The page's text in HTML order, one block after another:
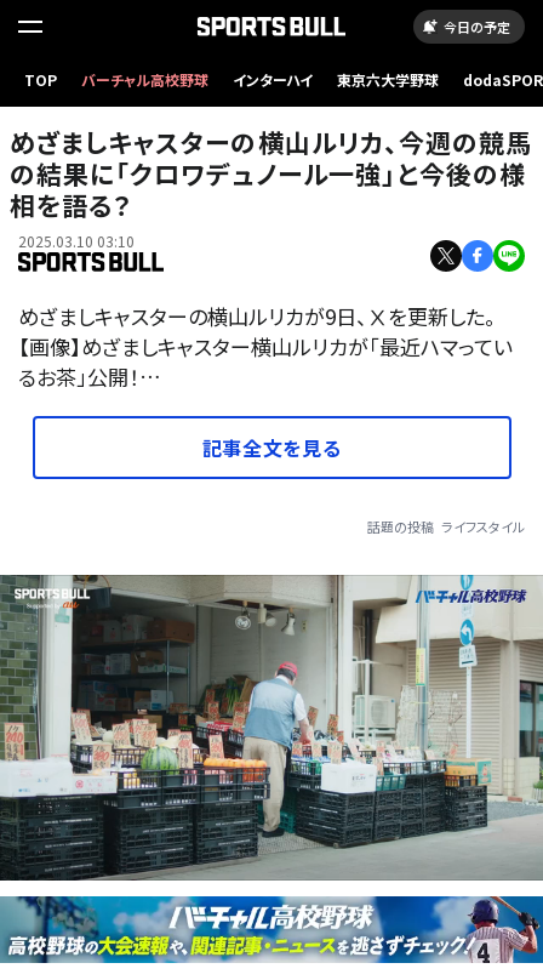
今日の予定
TOP バーチャル高校野球 インターハイ 東京六大学野球
めざましキャスターの横山ルリカ、今週の競馬
の結果に「クロワデュノール一強」と今後の様
相を語る？
2025.03.10 03:10
めざましキャスターの横山ルリカが9日、Ⅹを更新した。
【画像】めざましキャスター横山ルリカが「最近ハマってい
るお茶」公開！…
記事全文を見る
話題の投稿 ライフスタイル